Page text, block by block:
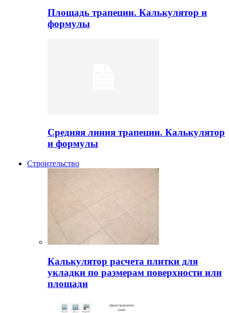
Площадь трапеции. Калькулятор и
формулы
Средняя линия трапеции. Калькулятор
и формулы
Строительство
Калькулятор расчета плитки для
укладки по размерам поверхности или
площади